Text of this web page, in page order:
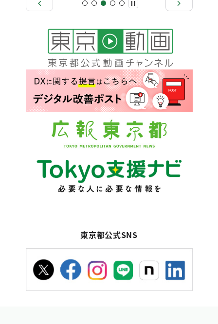
東京都公式SNS